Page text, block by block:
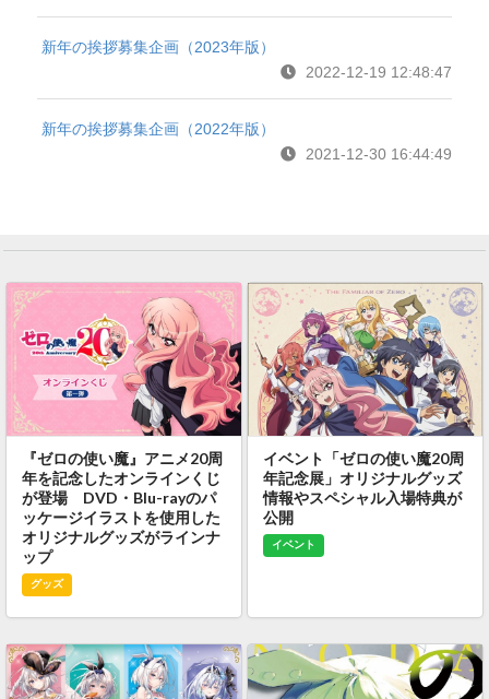
新年の挨拶募集企画（2023年版）
2022-12-19 12:48:47
新年の挨拶募集企画（2022年版）
2021-12-30 16:44:49
『ゼロの使い魔』アニメ20周
年を記念したオンラインくじ
が登場 DVD・Blu-rayのパ
ッケージイラストを使用した
オリジナルグッズがラインナ
ップ
グッズ
イベント「ゼロの使い魔20周
年記念展」オリジナルグッズ
情報やスペシャル入場特典が
公開
イベント